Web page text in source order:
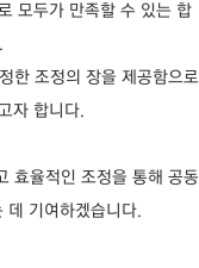
모두가 만족할 수 있는 합
한 조정의 장을 제공함으로
자 합니다.
효율적인 조정을 통해 공동
데 기여하겠습니다.